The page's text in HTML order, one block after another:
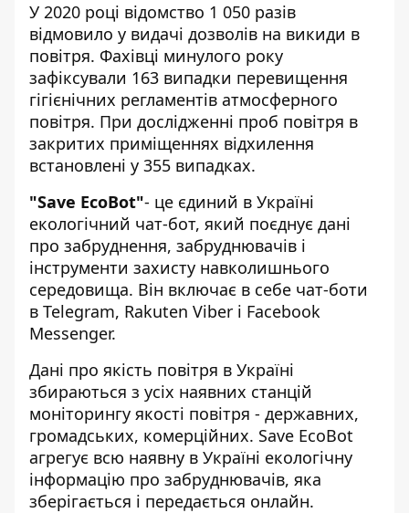
У 2020 році відомство 1 050 разів
відмовило у видачі дозволів на викиди в
повітря. Фахівці минулого року
зафіксували 163 випадки перевищення
гігієнічних регламентів атмосферного
повітря. При дослідженні проб повітря в
закритих приміщеннях відхилення
встановлені у 355 випадках.
"Save EcoBot"- це єдиний в Україні
екологічний чат-бот, який поєднує дані
про забруднення, забруднювачів і
інструменти захисту навколишнього
середовища. Він включає в себе чат-боти
в Telegram, Rakuten Viber і Facebook
Messenger.
Дані про якість повітря в Україні
збираються з усіх наявних станцій
моніторингу якості повітря - державних,
громадських, комерційних. Save EcoBot
агрегує всю наявну в Україні екологічну
інформацію про забруднювачів, яка
зберігається і передається онлайн.